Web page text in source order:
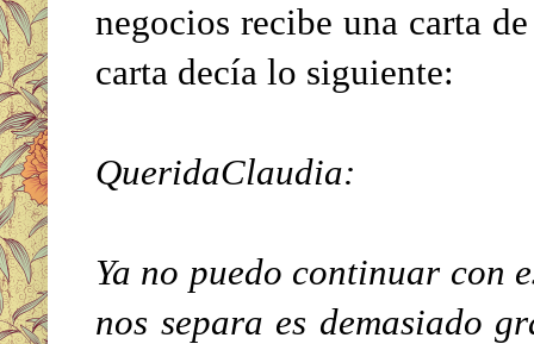
negocios recibe una carta
carta decía lo siguiente:
QueridaClaudia:
Ya no puedo continuar con
nos separa es demasiado